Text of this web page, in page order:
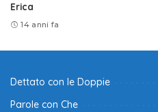
Erica
14 anni fa
Dettato con le Doppie
Parole con Che